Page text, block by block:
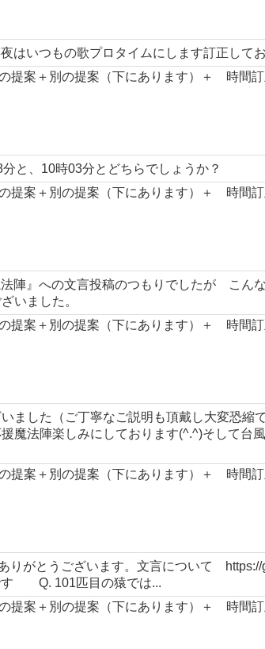
はいつもの歌プロタイムにします訂正して
提案＋別の提案（下にあります）＋ 時間
と、10時03分とどちらでしょうか？
提案＋別の提案（下にあります）＋ 時間
陣』への文言投稿のつもりでしたが こん
ざいました。
提案＋別の提案（下にあります）＋ 時間
ました（ご丁寧なご説明も頂戴し大変恐縮
魔法陣楽しみにしております(^.^)そして台
提案＋別の提案（下にあります）＋ 時間
がとうございます。文言について https://
す Q. 101匹目の猿では...
提案＋別の提案（下にあります）＋ 時間